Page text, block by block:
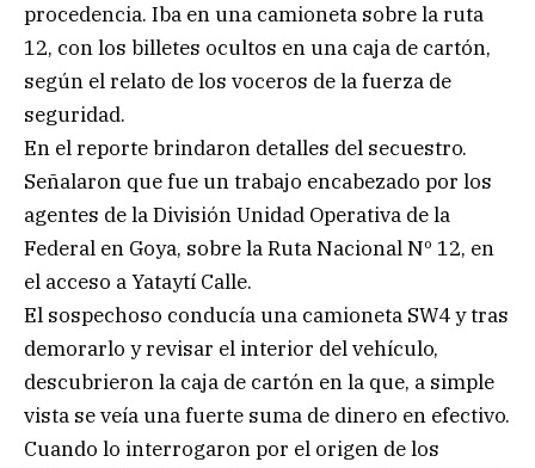
procedencia. Iba en una camioneta sobre la ruta
12, con los billetes ocultos en una caja de cartón,
según el relato de los voceros de la fuerza de
seguridad.
En el reporte brindaron detalles del secuestro.
Señalaron que fue un trabajo encabezado por los
agentes de la División Unidad Operativa de la
Federal en Goya, sobre la Ruta Nacional Nº 12, en
el acceso a Yataytí Calle.
El sospechoso conducía una camioneta SW4 y tras
demorarlo y revisar el interior del vehículo,
descubrieron la caja de cartón en la que, a simple
vista se veía una fuerte suma de dinero en efectivo.
Cuando lo interrogaron por el origen de los